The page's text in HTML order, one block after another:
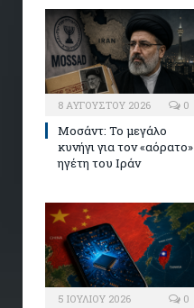
8 ΑΥΓΟΎΣΤΟΥ 2026 0
Μοσάντ: Το μεγάλο
κυνήγι για τον «αόρατο»
ηγέτη του Ιράν
5 ΙΟΥΛΊΟΥ 2026 0